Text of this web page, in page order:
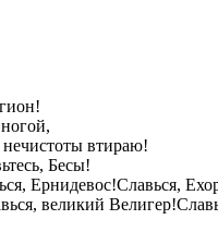
втираю!
Бесы!
Ернидевос!Славься,
великий